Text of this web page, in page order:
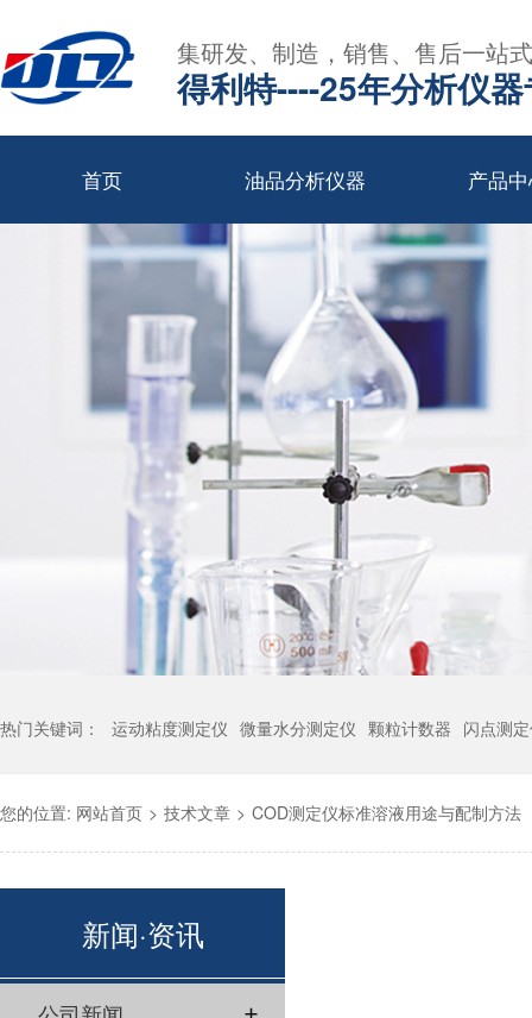
集研发、制造，销售、售后一站
得利特----25年分析仪
首页 油品分析仪器 产品
热门关键词： 运动粘度测定仪 微量水分测定仪 颗粒计数器 闪点测
您的位置: 网站首页 > 技术文章 > COD测定仪标准溶液用途与配制方法
新闻·资讯